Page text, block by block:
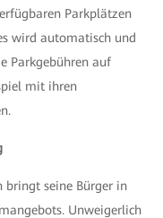
Parkplätzen
wird automatisch und
Parkgebühren auf
mit ihren
bringt seine Bürger in
Unweigerlich